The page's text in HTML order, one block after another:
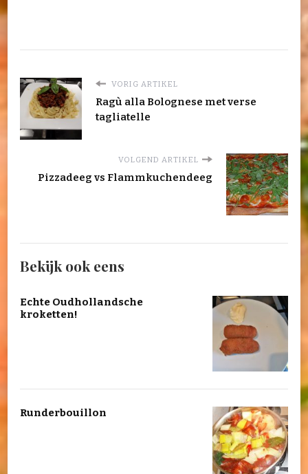
VORIG ARTIKEL
Ragù alla Bolognese met verse
tagliatelle
VOLGEND ARTIKEL
Pizzadeeg vs Flammkuchendeeg
Bekijk ook eens
Echte Oudhollandsche
kroketten!
Runderbouillon